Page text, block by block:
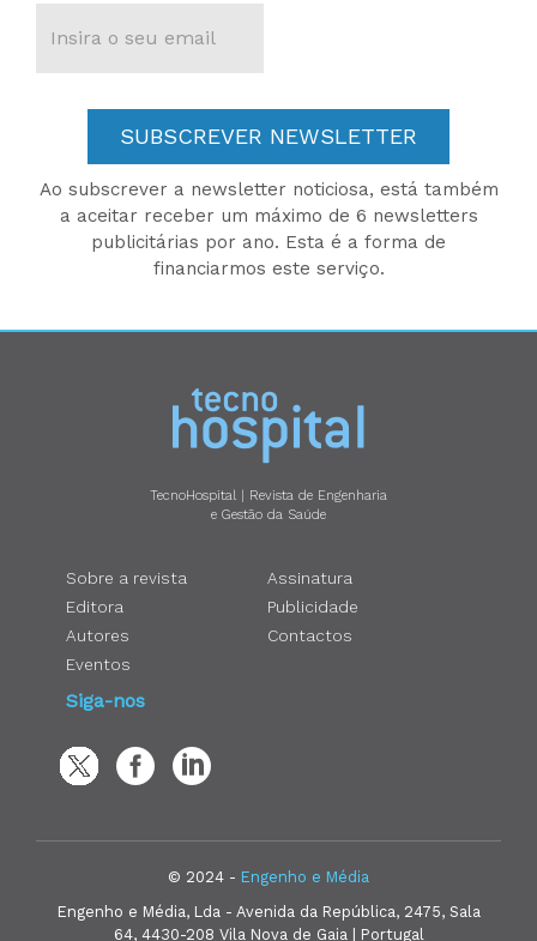
SUBSCREVER NEWSLETTER
Ao subscrever a newsletter noticiosa, está também
a aceitar receber um máximo de 6 newsletters
publicitárias por ano. Esta é a forma de
financiarmos este serviço.
TecnoHospital | Revista de Engenharia
e Gestão da Saúde
Sobre a revista
Editora
Autores
Eventos
Assinatura
Publicidade
Contactos
Siga-nos
© 2024 - Engenho e Média
Engenho e Média, Lda - Avenida da República, 2475, Sala
64, 4430-208 Vila Nova de Gaia | Portugal